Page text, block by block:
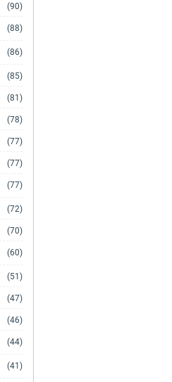
(90)
(88)
(86)
(85)
(81)
(78)
(77)
(77)
(77)
(72)
(70)
(60)
(51)
(47)
(46)
(44)
(41)